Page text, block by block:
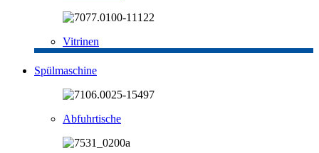
Vitrinen
Spülmaschine
Abfuhrtische